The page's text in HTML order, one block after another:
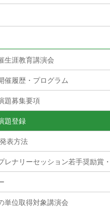
生涯教育講演会
催履歴・プログラム
題募集要項
題登録
表方法
レナリーセッション若手奨励賞
単位取得対象講演会